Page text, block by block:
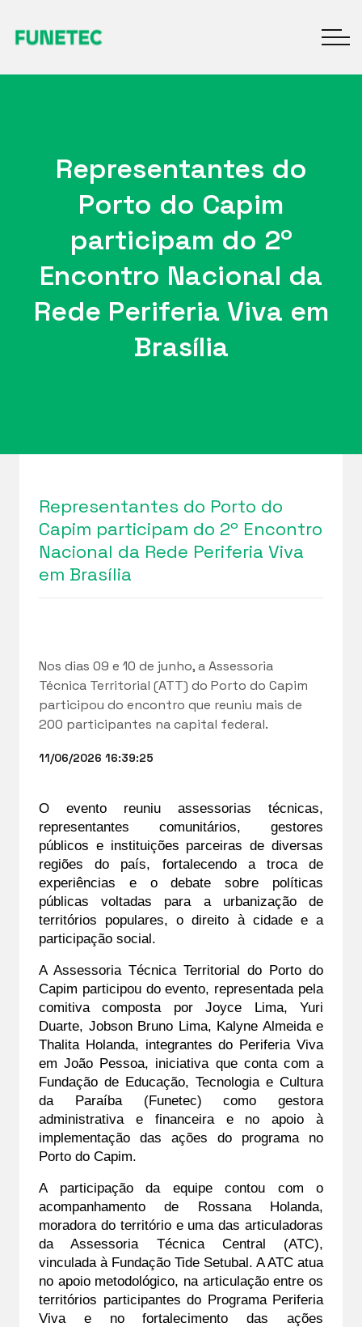
Representantes do
Porto do Capim
participam do 2º
Encontro Nacional da
Rede Periferia Viva em
Brasília
Representantes do Porto do
Capim participam do 2º Encontro
Nacional da Rede Periferia Viva
em Brasília
Nos dias 09 e 10 de junho, a Assessoria
Técnica Territorial (ATT) do Porto do Capim
participou do encontro que reuniu mais de
200 participantes na capital federal.
11/06/2026 16:39:25
O evento reuniu assessorias técnicas,
representantes comunitários, gestores
públicos e instituições parceiras de diversas
regiões do país, fortalecendo a troca de
experiências e o debate sobre políticas
públicas voltadas para a urbanização de
territórios populares, o direito à cidade e a
participação social.
A Assessoria Técnica Territorial do Porto do
Capim participou do evento, representada pela
comitiva composta por Joyce Lima, Yuri
Duarte, Jobson Bruno Lima, Kalyne Almeida e
Thalita Holanda, integrantes do Periferia Viva
em João Pessoa, iniciativa que conta com a
Fundação de Educação, Tecnologia e Cultura
da Paraíba (Funetec) como gestora
administrativa e financeira e no apoio à
implementação das ações do programa no
Porto do Capim.
A participação da equipe contou com o
acompanhamento de Rossana Holanda,
moradora do território e uma das articuladoras
da Assessoria Técnica Central (ATC),
vinculada à Fundação Tide Setubal. A ATC atua
no apoio metodológico, na articulação entre os
territórios participantes do Programa Periferia
Viva e no fortalecimento das ações